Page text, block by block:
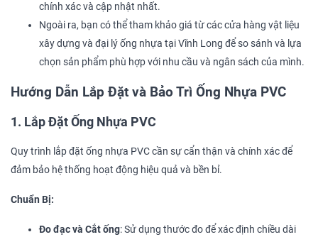
chính xác và cập nhật nhất.
Ngoài ra, bạn có thể tham khảo giá từ các cửa hàng vật liệu
xây dựng và đại lý ống nhựa tại Vĩnh Long để so sánh và lựa
chọn sản phẩm phù hợp với nhu cầu và ngân sách của mình.
Hướng Dẫn Lắp Đặt và Bảo Trì Ống Nhựa PVC
1. Lắp Đặt Ống Nhựa PVC
Quy trình lắp đặt ống nhựa PVC cần sự cẩn thận và chính xác để
đảm bảo hệ thống hoạt động hiệu quả và bền bỉ.
Chuẩn Bị:
Đo đạc và Cắt ống: Sử dụng thước đo để xác định chiều dài